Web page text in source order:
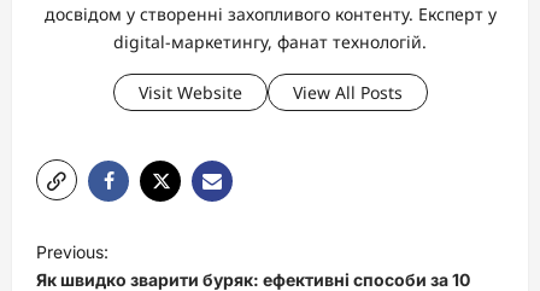
досвідом у створенні захопливого контенту. Експерт у
digital-маркетингу, фанат технологій.
Visit Website View All Posts
o
Previous:
Як швидко зварити буряк: ефективні способи за 10